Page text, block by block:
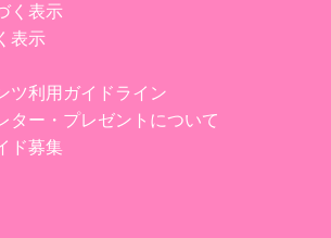
く表示
表示
ツ利用ガイドライン
ター・プレゼントについて
ド募集